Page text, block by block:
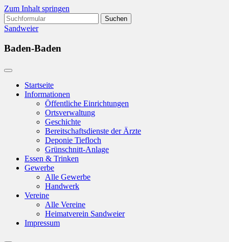
Zum Inhalt springen
Suchen
nach:
Sandweier
Baden-Baden
Startseite
Informationen
Öffentliche Einrichtungen
Ortsverwaltung
Geschichte
Bereitschaftsdienste der Ärzte
Deponie Tiefloch
Grünschnitt-Anlage
Essen & Trinken
Gewerbe
Alle Gewerbe
Handwerk
Vereine
Alle Vereine
Heimatverein Sandweier
Impressum